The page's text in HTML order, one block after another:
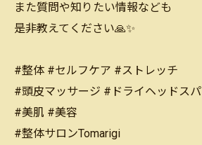
また質問や知りたい情報なども
是非教えてください🙏✨
#整体 #セルフケア #ストレッチ
#頭皮マッサージ #ドライヘッドスパ
#美肌 #美容
#整体サロンTomarigi